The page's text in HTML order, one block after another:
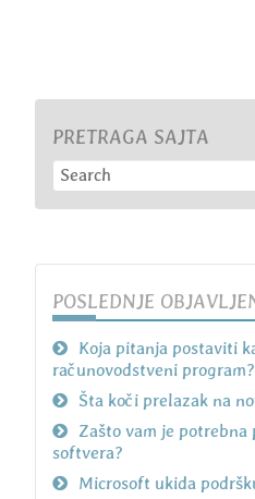
PRETRAGA SAJTA
POSLEDNJE
Koja pitanja postaviti
računovodstveni program?
Šta koči prelazak na
Zašto vam je potrebna
softvera?
Microsoft ukida